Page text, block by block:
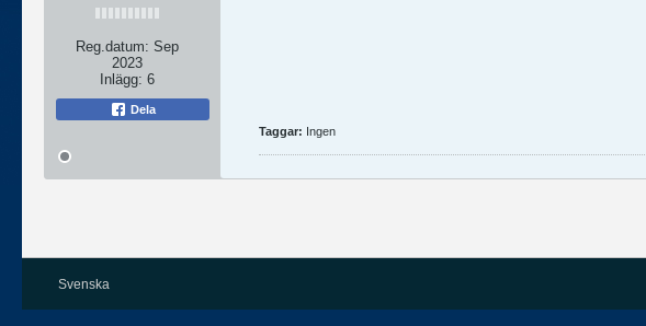
Reg.datum: Sep
2023
Inlägg: 6
Dela
Taggar: Ingen
Svenska